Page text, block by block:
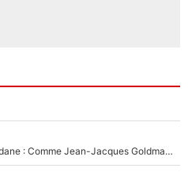
Un documentaire avec Zinedine Zidane : Comme Jean-Jacques Goldman et Mylène Farmer, le nouveau sélectionneur de l'équipe de France a recalé une journaliste très connue